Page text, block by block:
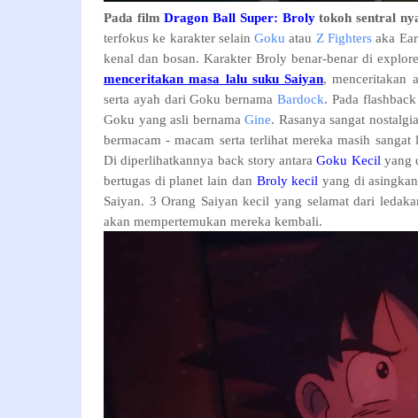
Pada film Dragon Ball Super: Broly tokoh sentral
terfokus ke karakter selainGoku atau Z Fighters aka
kenal dan bosan. Karakter Broly benar-benar di
menceritakan masa lalu suku Saiyan, menceritakan
serta ayah dari Goku bernamaBardock. Pada
Goku yang asli bernama Gine. Rasanya sangat
bermacam - macam serta terlihat mereka masih
Di diperlihatkannya back story antaraGoku Kecil yang
bertugas di planet lain dan Brolykecil yang di
Saiyan. 3 Orang Saiyan kecil yang selamat dari
akan mempertemukan mereka kembali.